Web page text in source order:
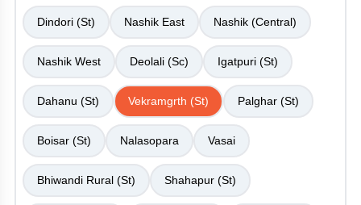
Dindori (St) Nashik East Nashik (Central)
Nashik West Deolali (Sc) Igatpuri (St)
Dahanu (St) Vekramgrth (St) Palghar (St)
Boisar (St) Nalasopara Vasai
Bhiwandi Rural (St) Shahapur (St)